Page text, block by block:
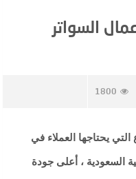
السواتر
1800
يحتاجها العملاء في
السعودية ، أعلى جودة